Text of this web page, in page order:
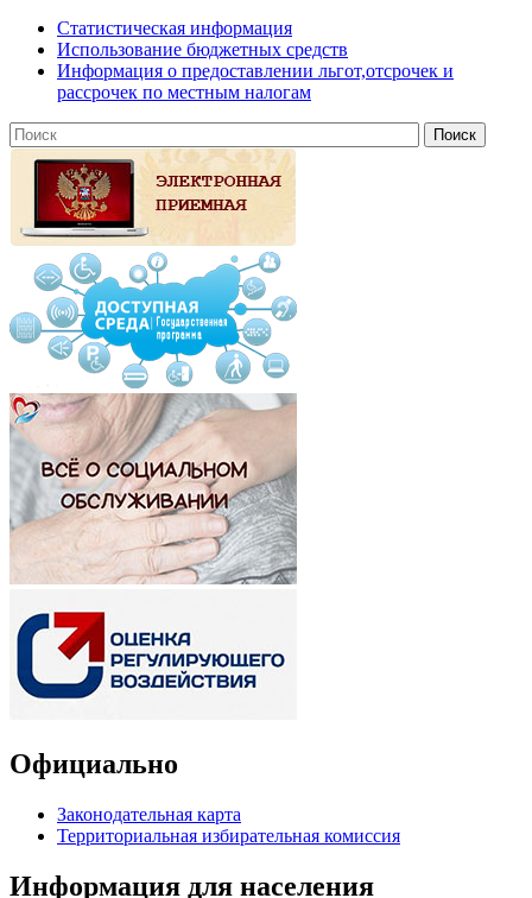
Статистическая информация
Использование бюджетных средств
Информация о предоставлении льгот,отсрочек и
рассрочек по местным налогам
Официально
Законодательная карта
Территориальная избирательная комиссия
Информация для населения